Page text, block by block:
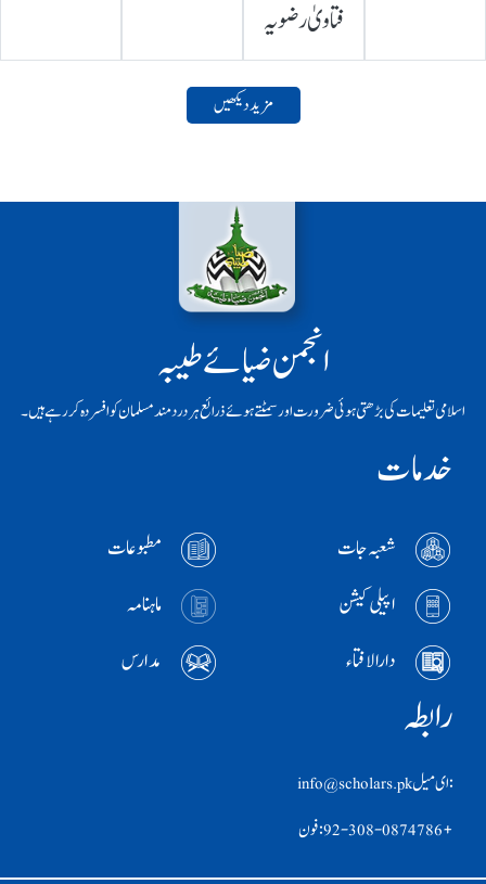
فتاویٰ رضویہ
مزید دیکھیں
انجمن ضیائے طیبہ
اسلامی تعلیمات کی بڑھتی ہوئی ضرورت اور سمٹتے ہوئے ذرائع ہر دردمند مسلمان کو افسردہ کر رہے ہیں۔
خدمات
شعبہ جات
مطبوعات
اپیلی کیشن
ماہنامہ
دارالافتاء
مدارس
رابطہ
:ای ميل info@scholars.pk
+92-308-0874786 :فون